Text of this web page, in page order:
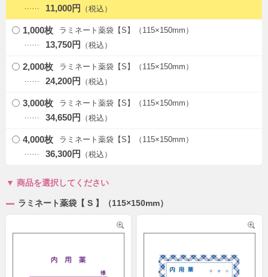
11,000円
1,000枚 ラミネート薬袋【S】（115×150mm）
13,750円
2,000枚 ラミネート薬袋【S】（115×150mm）
24,200円
3,000枚 ラミネート薬袋【S】（115×150mm）
34,650円
4,000枚 ラミネート薬袋【S】（115×150mm）
36,300円
商品を選択してください
ラミネート薬袋【 S 】（115×150mm）